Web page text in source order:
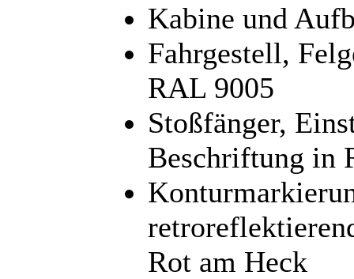
Kabine und
Fahrgestell,
RAL 9005
Stoßfänger,
Beschriftung in
Rot am Heck